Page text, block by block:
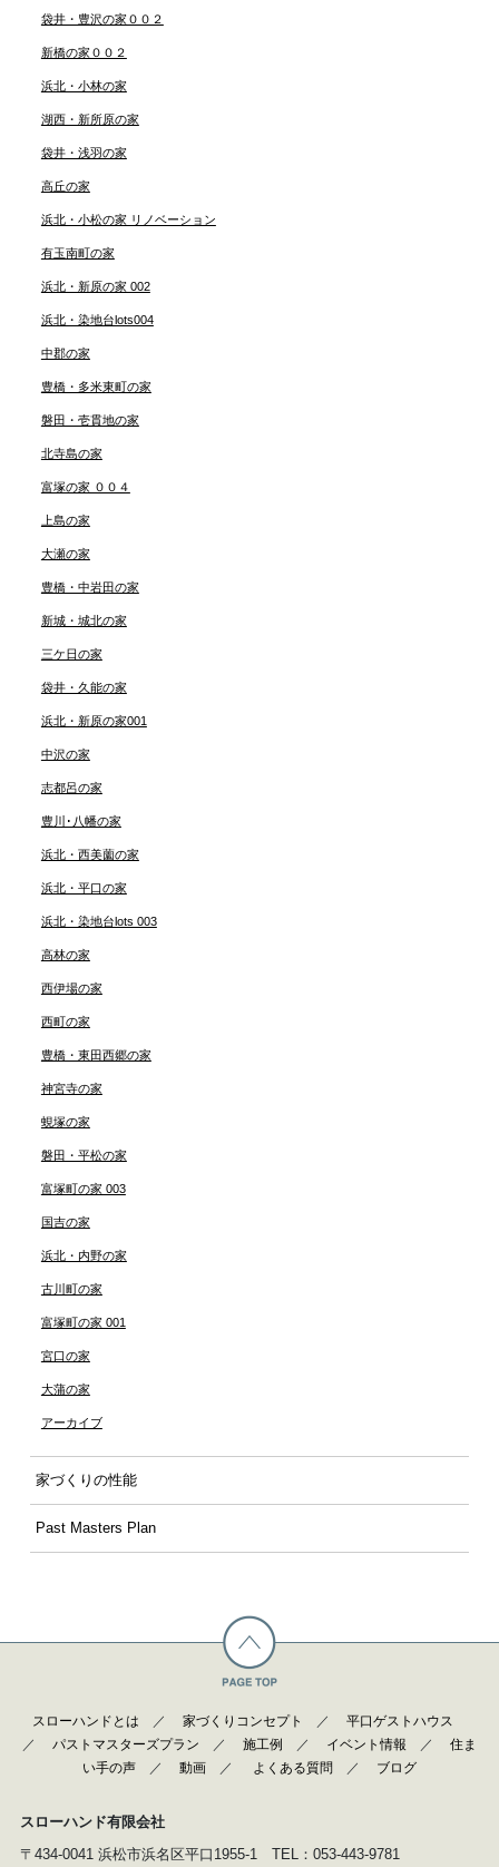
袋井・豊沢の家００２
新橋の家００２
浜北・小林の家
湖西・新所原の家
袋井・浅羽の家
高丘の家
浜北・小松の家 リノベーション
有玉南町の家
浜北・新原の家 002
浜北・染地台lots004
中郡の家
豊橋・多米東町の家
磐田・壱貫地の家
北寺島の家
富塚の家 ００４
上島の家
大瀬の家
豊橋・中岩田の家
新城・城北の家
三ケ日の家
袋井・久能の家
浜北・新原の家001
中沢の家
志都呂の家
豊川･八幡の家
浜北・西美薗の家
浜北・平口の家
浜北・染地台lots 003
高林の家
西伊場の家
西町の家
豊橋・東田西郷の家
神宮寺の家
蜆塚の家
磐田・平松の家
富塚町の家 003
国吉の家
浜北・内野の家
古川町の家
富塚町の家 001
宮口の家
大蒲の家
アーカイブ
家づくりの性能
Past Masters Plan
スローハンドとは ／ 家づくりコンセプト ／ 平口ゲストハウス
／ パストマスターズプラン ／ 施工例 ／ イベント情報 ／ 住ま
い手の声 ／ 動画 ／ よくある質問 ／ ブログ
スローハンド有限会社
〒434-0041 浜松市浜名区平口1955-1 TEL：053-443-9781